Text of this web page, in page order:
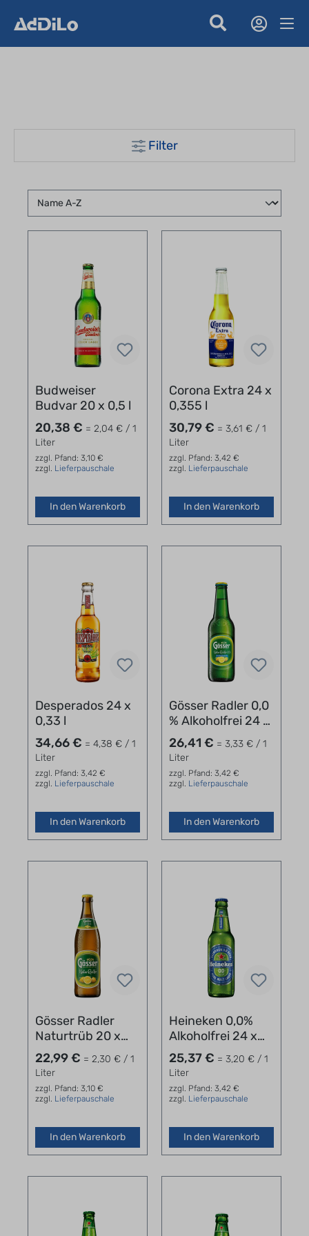
Filter
Budweiser
Budvar 20 x 0,5 l
20,38 € = 2,04 € / 1
Liter
zzgl. Pfand: 3,10 €
zzgl. Lieferpauschale
In den Warenkorb
Corona Extra 24 x
0,355 l
30,79 € = 3,61 € / 1
Liter
zzgl. Pfand: 3,42 €
zzgl. Lieferpauschale
In den Warenkorb
Desperados 24 x
0,33 l
34,66 € = 4,38 € / 1
Liter
zzgl. Pfand: 3,42 €
zzgl. Lieferpauschale
In den Warenkorb
Gösser Radler 0,0
% Alkoholfrei 24 x
0,33 l
26,41 € = 3,33 € / 1
Liter
zzgl. Pfand: 3,42 €
zzgl. Lieferpauschale
In den Warenkorb
Gösser Radler
Naturtrüb 20 x
0,5 l
22,99 € = 2,30 € / 1
Liter
zzgl. Pfand: 3,10 €
zzgl. Lieferpauschale
In den Warenkorb
Heineken 0,0%
Alkoholfrei 24 x
0,33 l
25,37 € = 3,20 € / 1
Liter
zzgl. Pfand: 3,42 €
zzgl. Lieferpauschale
In den Warenkorb